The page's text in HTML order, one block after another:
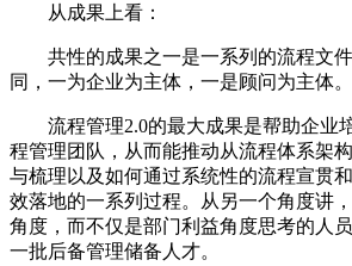
从成果上看：
共性的成果之一是一系列的流程文
同，一为企业为主体，一是顾问为主体。
流程管理2.0的最大成果是帮助企业
程管理团队，从而能推动从流程体系架
与梳理以及如何通过系统性的流程宣贯
效落地的一系列过程。从另一个角度讲
角度，而不仅是部门利益角度思考的人
一批后备管理储备人才。